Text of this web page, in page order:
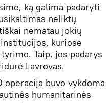
ką galima padaryti
neliktų
nematau jokių
kuriose
Taip, jos padarys
Lavrovas.
operacija buvo vykdoma
humanitarinės